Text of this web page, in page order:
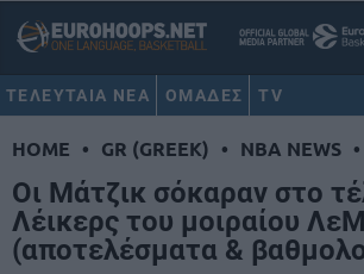
ΤΕΛΕΥΤΑΙΑ ΝΕΑ ΟΜΑΔΕΣ TV
HOME • GR (GREEK) • NBA NEWS •
Οι Μάτζικ σόκαραν στο
Λέικερς του μοιραίου
(αποτελέσματα &